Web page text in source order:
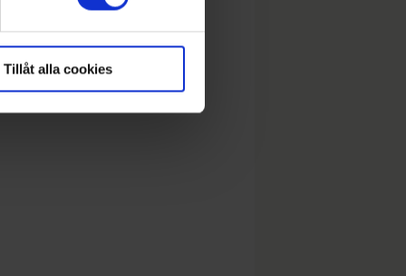
Tillåt alla cookies